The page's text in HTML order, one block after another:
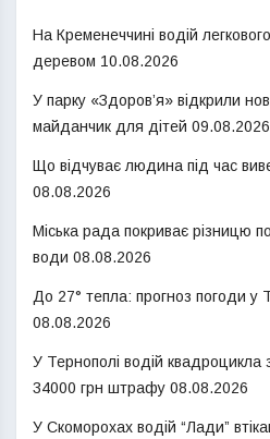
На Кременеччині водій
деревом 10.08.2026
У парку «Здоров’я» відкрили
майданчик для дітей 09.08.2026
Що відчуває людина під час
08.08.2026
Міська рада покриває різницю
води 08.08.2026
До 27° тепла: прогноз погоди у
08.08.2026
У Тернополі водій квадроцикла
34000 грн штрафу 08.08.2026
У Скоморохах водій “Лади”